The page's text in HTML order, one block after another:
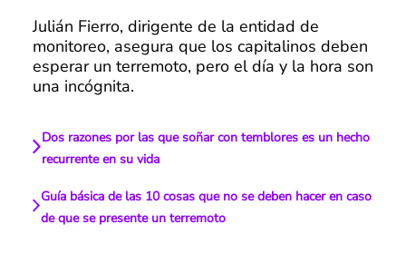
Julián Fierro, dirigente de la entidad de
monitoreo, asegura que los capitalinos deben
esperar un terremoto, pero el día y la hora son
una incógnita.
Dos razones por las que soñar con temblores es un hecho
recurrente en su vida
Guía básica de las 10 cosas que no se deben hacer en caso
de que se presente un terremoto